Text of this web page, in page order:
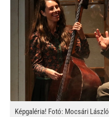
Képgaléria! Fotó: Mocsári László